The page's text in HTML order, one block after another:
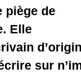
piège de
Elle
sur